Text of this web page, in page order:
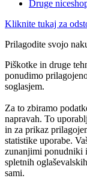
Druge
Kliknite tukaj za
Prilagodite svojo
Piškotke in druge
ponudimo
soglasjem.
Za to zbiramo
napravah. To
in za prikaz
statistike uporabe.
zunanjimi ponudniki
spletnih
sami.